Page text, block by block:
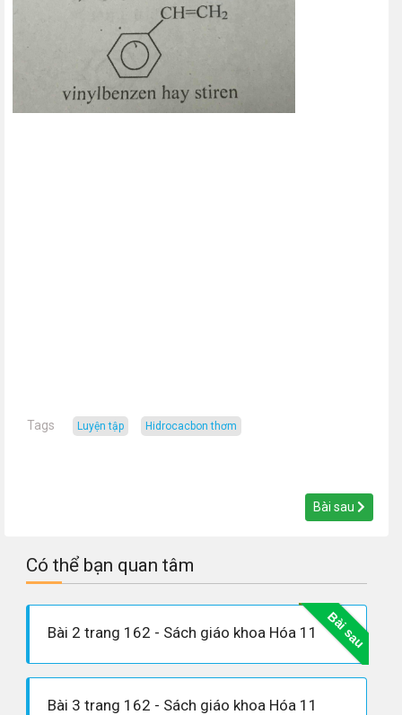
Tags luyện tập hidrocacbon thơm
Bài sau
Có thể bạn quan tâm
Bài sau
Bài 2 trang 162 - Sách giáo khoa Hóa 11
Bài 3 trang 162 - Sách giáo khoa Hóa 11